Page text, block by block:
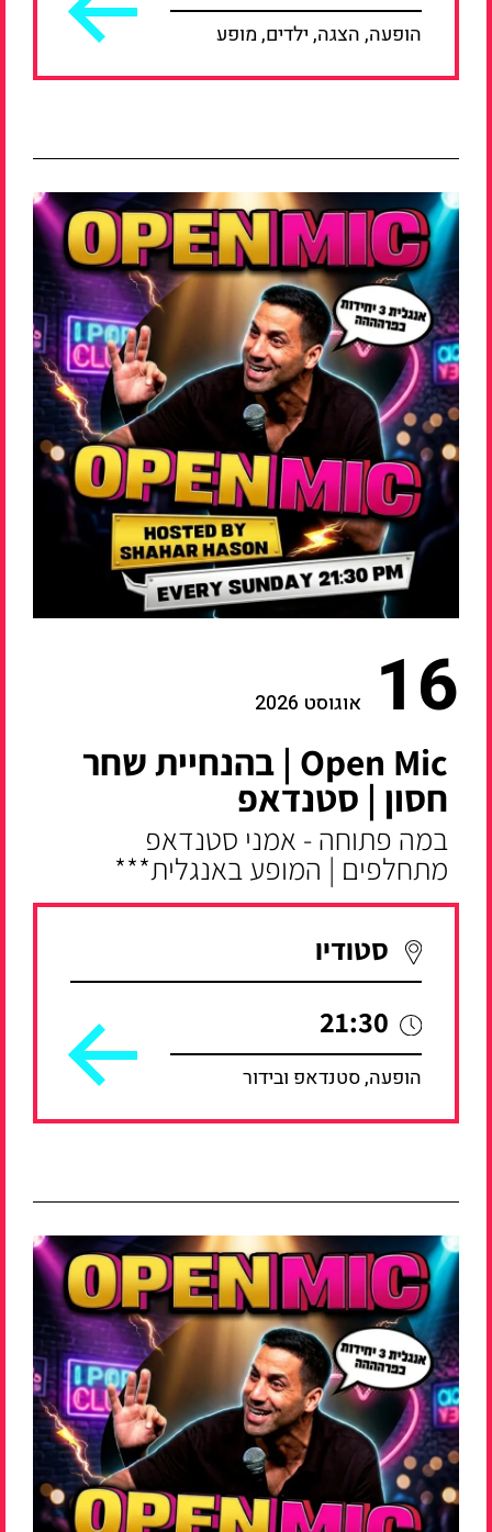
הופעה, הצגה, ילדים, מופע
16 אוגוסט 2026
Open Mic | בהנחיית שחר
חסון | סטנדאפ
במה פתוחה - אמני סטנדאפ
מתחלפים | המופע באנגלית***
סטודיו
21:30
הופעה, סטנדאפ ובידור